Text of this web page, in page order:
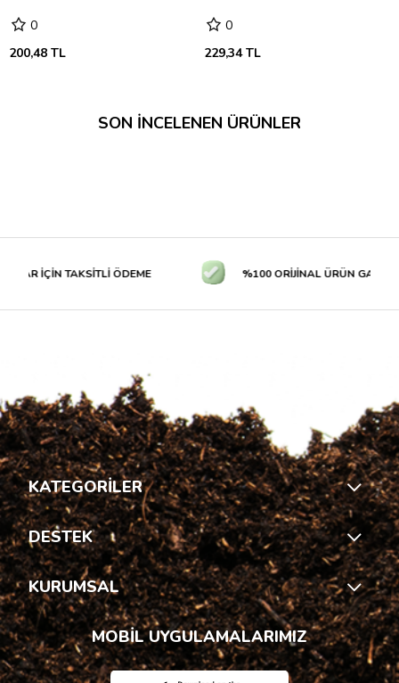
0
200,48 TL
0
229,34 TL
SON İNCELENEN ÜRÜNLER
İÇİN TAKSİTLİ ÖDEME %100 ORİJİNAL ÜRÜN
KATEGORİLER
DESTEK
KURUMSAL
MOBİL UYGULAMALARIMIZ